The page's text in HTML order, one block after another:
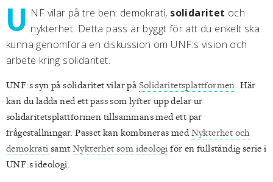
U NF vilar på tre ben: demokrati, solidaritet och
nykterhet. Detta pass är byggt för att du enkelt ska
kunna genomföra en diskussion om UNF:s vision och
arbete kring solidaritet.
UNF:s syn på solidaritet vilar på Solidaritetsplattformen. Här
kan du ladda ned ett pass som lyfter upp delar ur
solidaritetsplattformen tillsammans med ett par
frågeställningar. Passet kan kombineras medNykterhet och
demokrati samtNykterhet som ideologi för en fullständig serie i
UNF:s ideologi.